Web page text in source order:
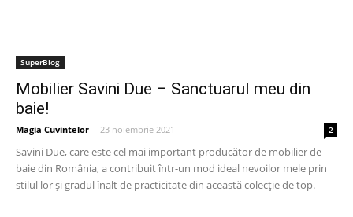
SuperBlog
Mobilier Savini Due – Sanctuarul meu din
baie!
Magia Cuvintelor - 23 noiembrie 2021 2
Savini Due, care este cel mai important producător de mobilier de
baie din România, a contribuit într-un mod ideal nevoilor mele prin
stilul lor și gradul înalt de practicitate din această colecție de top.